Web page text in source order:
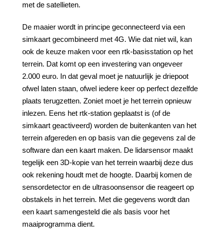
met de satellieten.
De maaier wordt in principe geconnecteerd via een
simkaart gecombineerd met 4G. Wie dat niet wil, kan
ook de keuze maken voor een rtk-basisstation op het
terrein. Dat komt op een investering van ongeveer
2.000 euro. In dat geval moet je natuurlijk je driepoot
ofwel laten staan, ofwel iedere keer op perfect dezelfde
plaats terugzetten. Zoniet moet je het terrein opnieuw
inlezen. Eens het rtk-station geplaatst is (of de
simkaart geactiveerd) worden de buitenkanten van het
terrein afgereden en op basis van die gegevens zal de
software dan een kaart maken. De lidarsensor maakt
tegelijk een 3D-kopie van het terrein waarbij deze dus
ook rekening houdt met de hoogte. Daarbij komen de
sensordetector en de ultrasoonsensor die reageert op
obstakels in het terrein. Met die gegevens wordt dan
een kaart samengesteld die als basis voor het
maaiprogramma dient.